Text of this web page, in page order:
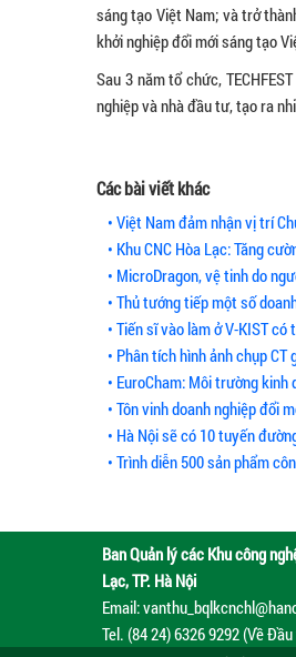
sáng tạo Việt Nam; và trở
khởi nghiệp đổi mới sáng tạo
Sau 3 năm tổ chức,
nghiệp và nhà đầu tư, tạo ra
Các bài viết khác
• Việt Nam đảm nhận vị trí
• Khu CNC Hòa Lạc: Tăng
• MicroDragon, vệ tinh do
• Thủ tướng tiếp một số
• Tiến sĩ vào làm ở V-KIST
• Phân tích hình ảnh chụp
• EuroCham: Môi trường
• Tôn vinh doanh nghiệp đổi
• Hà Nội sẽ có 10 tuyến
• Trình diễn 500 sản phẩm
Ban Quản lý các Khu công
Lạc, TP. Hà Nội
Email:
Tel. (84 24) 6326 9292 (Về